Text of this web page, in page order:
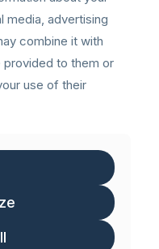
media, advertising
combine it with
provided to them or
use of their